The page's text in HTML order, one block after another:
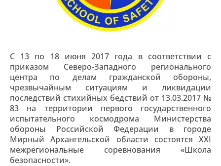
С 13 по 18 июня 2017 года в соответствии с
приказом Северо-Западного регионального
центра по делам гражданской обороны,
чрезвычайным ситуациям и ликвидации
последствий стихийных бедствий от 13.03.2017 №
83 на территории первого государственного
испытательного космодрома Министерства
обороны Российской Федерации в городе
Мирный Архангельской области состоятся XXI
межрегиональные соревнования «Школа
безопасности».